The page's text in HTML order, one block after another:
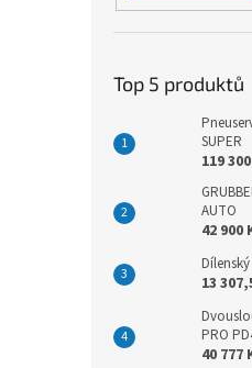
Top 5 produktů
SUPER
119
AUTO
42 900
Dílenský
13
PRO
40 777